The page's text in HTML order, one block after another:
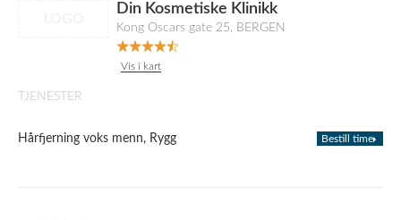
Din Kosmetiske Klinikk
Kong Oscars gate 25, BERGEN
Vis i kart
TJENESTER
Hårfjerning voks menn, Rygg Bestill time